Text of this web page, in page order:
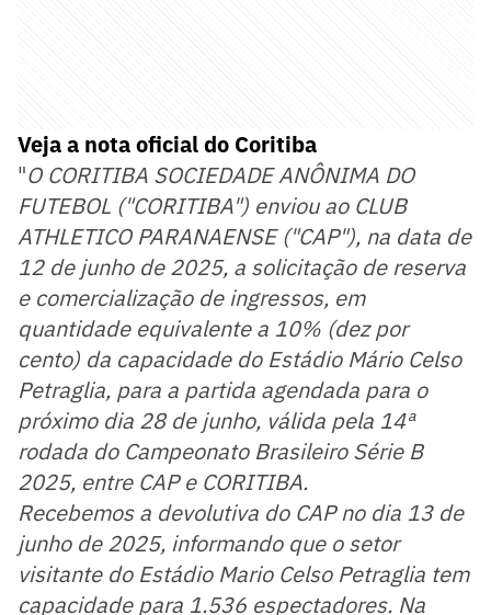
Veja a nota oficial do Coritiba
"O CORITIBA SOCIEDADE ANÔNIMA DO
FUTEBOL ("CORITIBA") enviou ao CLUB
ATHLETICO PARANAENSE ("CAP"), na data de
12 de junho de 2025, a solicitação de reserva
e comercialização de ingressos, em
quantidade equivalente a 10% (dez por
cento) da capacidade do Estádio Mário Celso
Petraglia, para a partida agendada para o
próximo dia 28 de junho, válida pela 14ª
rodada do Campeonato Brasileiro Série B
2025, entre CAP e CORITIBA.
Recebemos a devolutiva do CAP no dia 13 de
junho de 2025, informando que o setor
visitante do Estádio Mario Celso Petraglia tem
capacidade para 1.536 espectadores. Na